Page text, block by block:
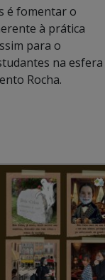
é fomentar o
à prática
para o
na esfera
Rocha.